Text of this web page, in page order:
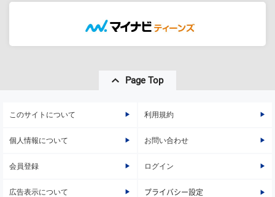
Page Top
このサイトについて 利用規約
個人情報について お問い合わせ
会員登録 ログイン
広告表示について プライバシー設定